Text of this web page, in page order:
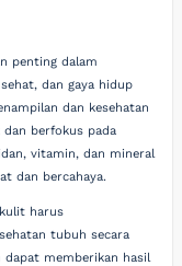
penting dalam
dan gaya hidup
dan kesehatan
dan berfokus pada
vitamin, dan mineral
dan bercahaya.
harus
tubuh secara
dapat memberikan hasil